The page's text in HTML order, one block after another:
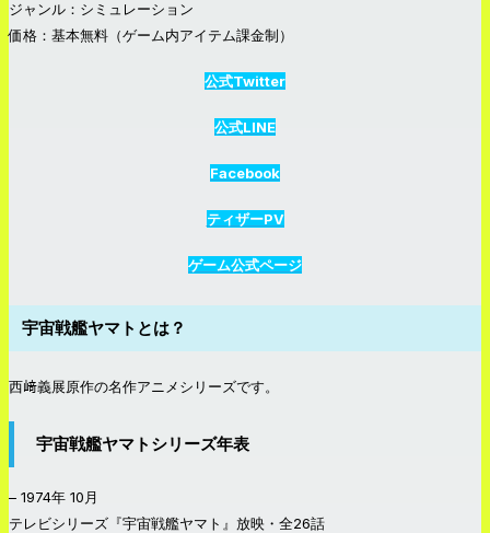
ジャンル：シミュレーション
価格：基本無料（ゲーム内アイテム課金制）
公式Twitter
公式LINE
Facebook
ティザーPV
ゲーム公式ページ
宇宙戦艦ヤマトとは？
西﨑義展原作の名作アニメシリーズです。
宇宙戦艦ヤマトシリーズ年表
– 1974年 10月
テレビシリーズ『宇宙戦艦ヤマト』放映・全26話